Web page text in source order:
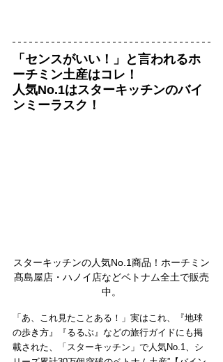
「センスがいい！」と言われるホ
ーチミン土産はコレ！
人気No.1はスターキッチンのバイ
ンミーラスク！
スターキッチンの人気No.1商品！ホーチミン
髙島屋店・ハノイ店などベトナム全土で販売
中。
「あ、これ見たことある！」実はこれ、『地球
の歩き方』『るるぶ』などの旅行ガイドにも掲
載された、「スターキッチン」で人気No.1、シ